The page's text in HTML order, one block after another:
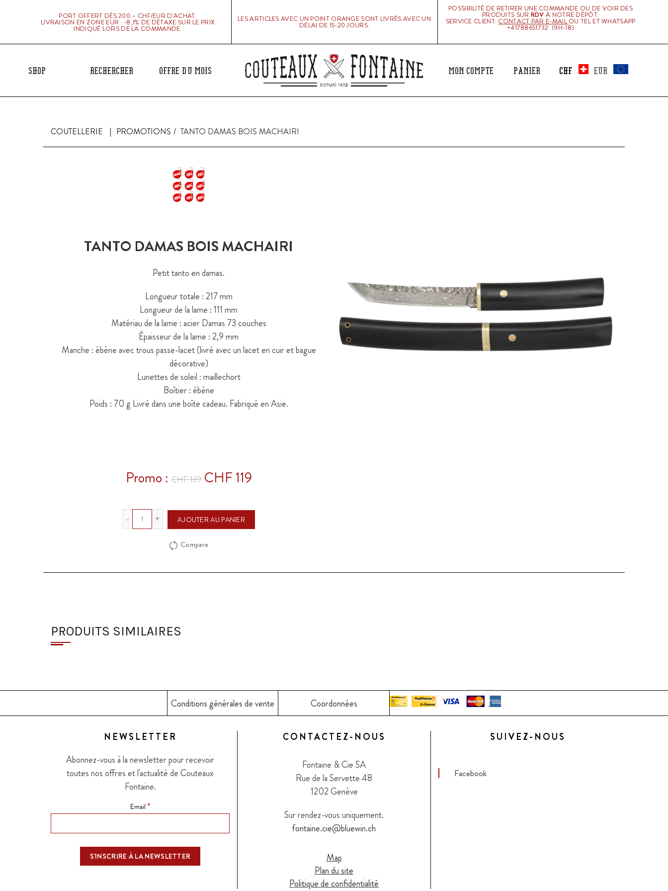
PORT OFFERT DÈS 200.– CHF/EUR D’ACHAT.
LIVRAISON EN ZONE EUR : -8,1% DE DÉTAXE SUR LE PRIX
INDIQUÉ LORS DE LA COMMANDE.
LES ARTICLES AVEC UN POINT ORANGE SONT LIVRÉS AVEC UN
DÉLAI DE 15-20 JOURS.
POSSIBILITÉ DE RETIRER UNE COMMANDE OU DE VOIR DES
PRODUITS SUR RDV À NOTRE DÉPÔT.
SERVICE CLIENT: CONTACT PAR E-MAIL OU TEL ET WHATSAPP
+41788651732 (9H-18)
Shop Rechercher Offre du mois Mon Compte Panier
COUTELLERIE PROMOTIONS TANTO DAMAS BOIS MACHAIRI
TANTO DAMAS BOIS MACHAIRI
Petit tanto en damas.
Longueur totale : 217 mm
Longueur de la lame : 111 mm
Matériau de la lame : acier Damas 73 couches
Épaisseur de la lame : 2,9 mm
Manche : ébène avec trous passe-lacet (livré avec un lacet en cuir et bague
décorative)
Lunettes de soleil : maillechort
Boîtier : ébène
Poids : 70 g Livré dans une boîte cadeau. Fabriqué en Asie.
Promo :CHF 139 CHF 119
Quantité
AJOUTER AU PANIER
Compare
PRODUITS SIMILAIRES
Conditions générales de vente Coordonnées
NEWSLETTER
Abonnez-vous à la newsletter pour recevoir
toutes nos offres et l'actualité de Couteaux
Fontaine.
Email *
CONTACTEZ-NOUS
Fontaine & Cie SA
Rue de la Servette 48
1202 Genève
Sur rendez-vous uniquement.
fontaine.cie@bluewin.ch
Map
Plan du site
Politique de confidentialité
SUIVEZ-NOUS
Facebook